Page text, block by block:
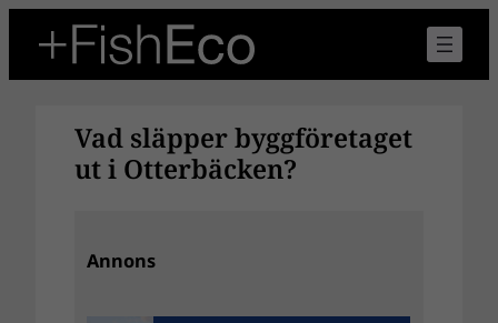
innehåll
Vad släpper byggföretaget
ut i Otterbäcken?
Annons